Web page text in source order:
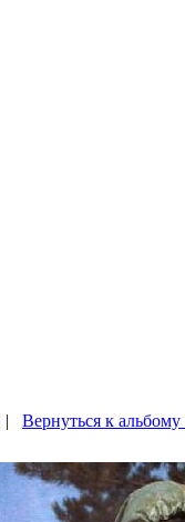
| Вернуться к